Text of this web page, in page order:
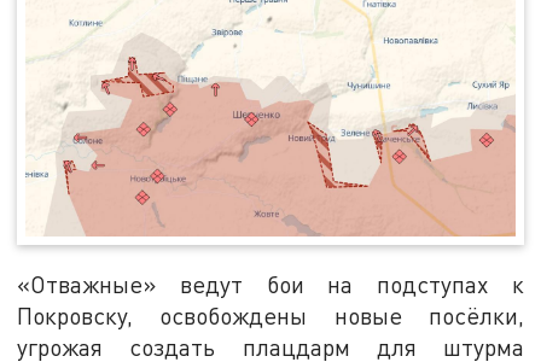
«Отважные» ведут бои на подступах к
Покровску, освобождены новые посёлки,
угрожая создать плацдарм для штурма